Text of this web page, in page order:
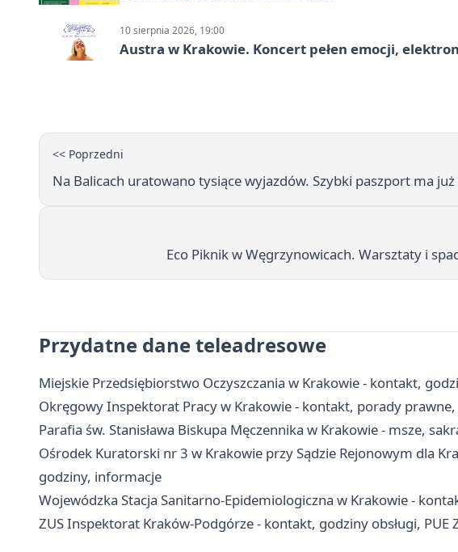
10 sierpnia 2026, 19:00
Austra w Krakowie. Koncert pełen emocji,
<< Poprzedni
Na Balicach uratowano tysiące wyjazdów. Szybki paszport ma
Eco Piknik w Węgrzynowicach. Warsztaty i
Przydatne dane teleadresowe
Miejskie Przedsiębiorstwo Oczyszczania w Krakowie - kontakt,
Okręgowy Inspektorat Pracy w Krakowie - kontakt, porady prawne,
Parafia św. Stanisława Biskupa Męczennika w Krakowie - msze,
Ośrodek Kuratorski nr 3 w Krakowie przy Sądzie Rejonowym dla
godziny, informacje
Wojewódzka Stacja Sanitarno-Epidemiologiczna w Krakowie -
ZUS Inspektorat Kraków-Podgórze - kontakt, godziny obsługi, PUE